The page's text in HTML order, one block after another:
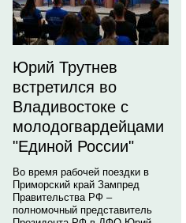
Юрий Трутнев
встретился во
Владивостоке с
молодогвардейцами
"Единой России"
Во время рабочей поездки в
Приморский край Зампред
Правительства РФ –
полномочный представитель